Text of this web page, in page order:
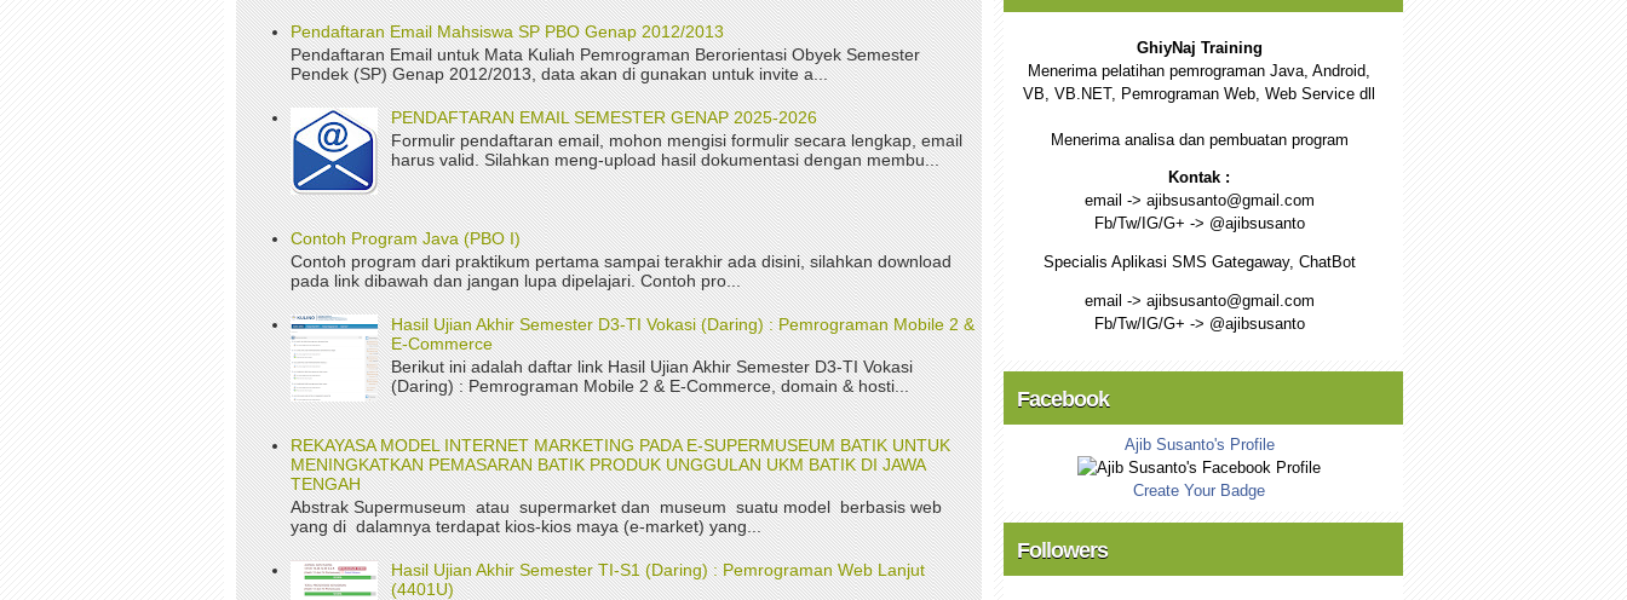
Pendaftaran Email Mahsiswa SP PBO Genap 2012/2013
Pendaftaran Email untuk Mata Kuliah Pemrograman Berorientasi Obyek Semester
Pendek (SP) Genap 2012/2013, data akan di gunakan untuk invite a...
PENDAFTARAN EMAIL SEMESTER GENAP 2025-2026
Formulir pendaftaran email, mohon mengisi formulir secara lengkap, email
harus valid. Silahkan meng-upload hasil dokumentasi dengan membu...
Contoh Program Java (PBO I)
Contoh program dari praktikum pertama sampai terakhir ada disini, silahkan download
pada link dibawah dan jangan lupa dipelajari. Contoh pro...
Hasil Ujian Akhir Semester D3-TI Vokasi (Daring) : Pemrograman Mobile 2 &
E-Commerce
Berikut ini adalah daftar link Hasil Ujian Akhir Semester D3-TI Vokasi
(Daring) : Pemrograman Mobile 2 & E-Commerce, domain & hosti...
REKAYASA MODEL INTERNET MARKETING PADA E-SUPERMUSEUM BATIK UNTUK
MENINGKATKAN PEMASARAN BATIK PRODUK UNGGULAN UKM BATIK DI JAWA
TENGAH
Abstrak Supermuseum atau supermarket dan museum suatu model berbasis web
yang di dalamnya terdapat kios-kios maya (e-market) yang...
Hasil Ujian Akhir Semester TI-S1 (Daring) : Pemrograman Web Lanjut
(4401U)
GhiyNaj Training
Menerima pelatihan pemrograman Java, Android,
VB, VB.NET, Pemrograman Web, Web Service dll
Menerima analisa dan pembuatan program
Kontak :
email -> ajibsusanto@gmail.com
Fb/Tw/IG/G+ -> @ajibsusanto
Specialis Aplikasi SMS Gategaway, ChatBot
email -> ajibsusanto@gmail.com
Fb/Tw/IG/G+ -> @ajibsusanto
Facebook
Ajib Susanto's Profile
Create Your Badge
Followers